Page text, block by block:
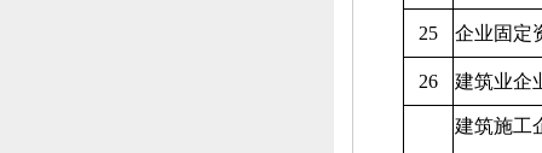
25 企业固定
26 建筑业企
建筑施工